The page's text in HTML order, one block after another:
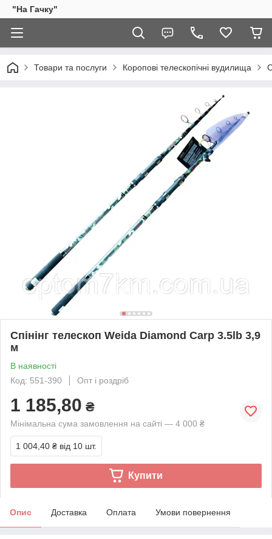
"На Гачку"
Товари та послуги Коропові телескопічні вудилища
Спінінг телескоп Weida Diamond Carp 3.5lb 3,9
м
В наявності
Код: 551-390
Опт і роздріб
1 185,80 ₴
Мінімальна сума замовлення на сайті — 4 000 ₴
1 004,40 ₴ від 10 шт.
Купити
Опис Доставка Оплата Умови повернення